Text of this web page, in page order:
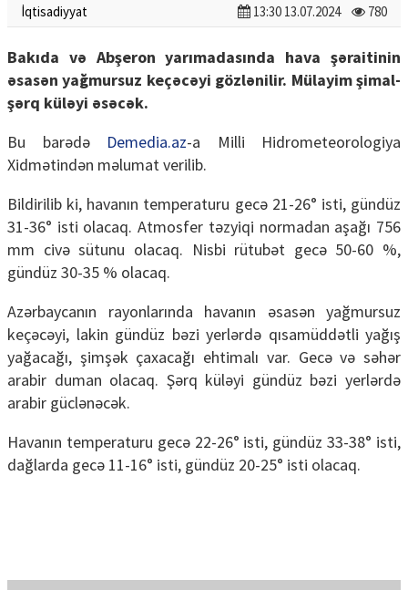
İqtisadiyyat 13:30 13.07.2024 780
Bakıda və Abşeron yarımadasında hava şəraitinin
əsasən yağmursuz keçəcəyi gözlənilir. Mülayim şimal-
şərq küləyi əsəcək.
Bu barədə Demedia.az-a Milli Hidrometeorologiya
Xidmətindən məlumat verilib.
Bildirilib ki, havanın temperaturu gecə 21-26° isti, gündüz
31-36° isti olacaq. Atmosfer təzyiqi normadan aşağı 756
mm civə sütunu olacaq. Nisbi rütubət gecə 50-60 %,
gündüz 30-35 % olacaq.
Azərbaycanın rayonlarında havanın əsasən yağmursuz
keçəcəyi, lakin gündüz bəzi yerlərdə qısamüddətli yağış
yağacağı, şimşək çaxacağı ehtimalı var. Gecə və səhər
arabir duman olacaq. Şərq küləyi gündüz bəzi yerlərdə
arabir güclənəcək.
Havanın temperaturu gecə 22-26° isti, gündüz 33-38° isti,
dağlarda gecə 11-16° isti, gündüz 20-25° isti olacaq.